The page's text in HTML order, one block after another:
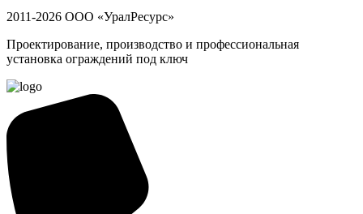
2011-2026 ООО «УралРесурс»
Проектирование, производство и профессиональная
установка ограждений под ключ